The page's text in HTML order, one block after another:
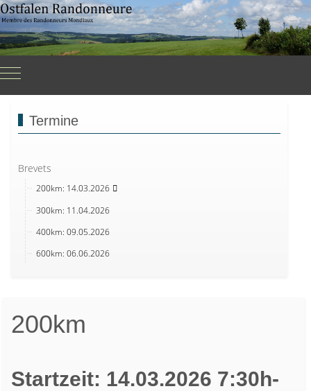
Mobile Menu Toggle
Termine
Brevets
200km: 14.03.2026
300km: 11.04.2026
400km: 09.05.2026
600km: 06.06.2026
200km
Startzeit: 14.03.2026 7:30h-